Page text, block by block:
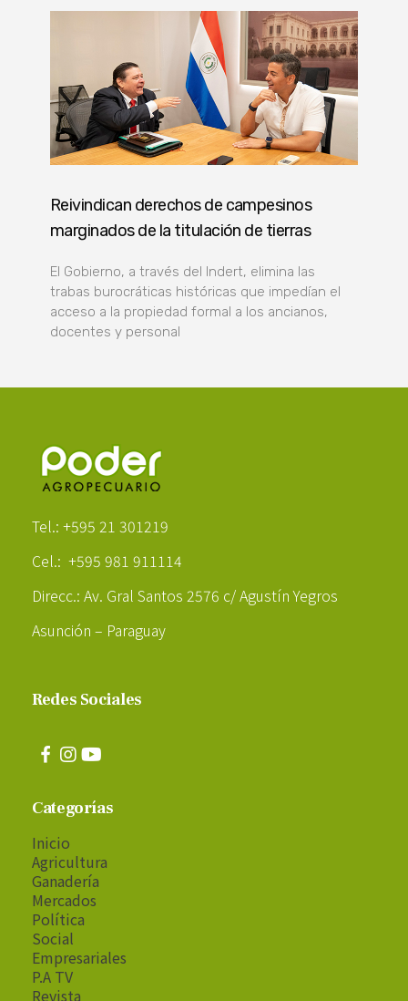
Reivindican derechos de campesinos
marginados de la titulación de tierras
El Gobierno, a través del Indert, elimina las
trabas burocráticas históricas que impedían el
acceso a la propiedad formal a los ancianos,
docentes y personal
Tel.: +595 21 301219
Cel.: +595 981 911114
Direcc.: Av. Gral Santos 2576 c/ Agustín Yegros
Asunción – Paraguay
Redes Sociales
Categorías
Inicio
Agricultura
Ganadería
Mercados
Política
Social
Empresariales
P.A TV
Revista